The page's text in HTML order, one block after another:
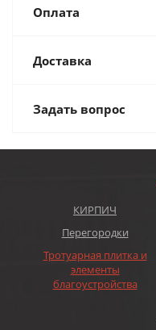
Оплата
Доставка
Задать вопрос
КИРПИЧ
Перегородки
Тротуарная плитка и
элементы
благоустройства